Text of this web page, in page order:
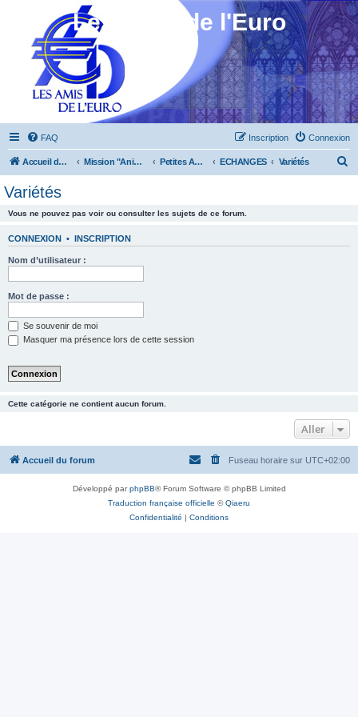
Les Amis de l'Euro
FAQ Connexion
Inscription
Accueil du forum Mission "Animation" Petites Annonces ECHANGES Variétés
Variétés
Vous ne pouvez pas voir ou consulter les sujets de ce forum.
CONNEXION • INSCRIPTION
Nom d’utilisateur :
Mot de passe :
Se souvenir de moi
Masquer ma présence lors de cette session
Cette catégorie ne contient aucun forum.
Aller
Accueil du forum Fuseau horaire sur UTC+02:00
Développé parphpBB® Forum Software © phpBB Limited
Traduction française officielle ©Qiaeru
Confidentialité | Conditions